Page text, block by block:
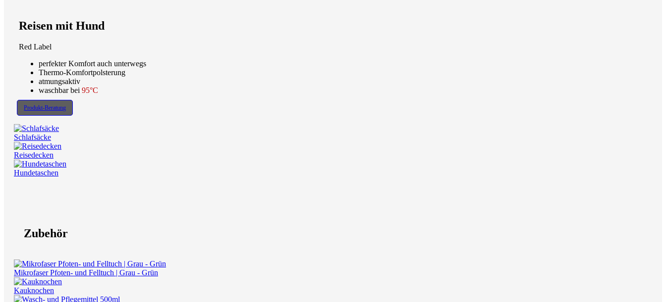
Reisen mit Hund
Red Label
perfekter Komfort auch unterwegs
Thermo-Komfortpolsterung
atmungsaktiv
waschbar bei 95°C
Produkt-Beratung
Schlafsäcke
Reisedecken
Hundetaschen
Zubehör
Mikrofaser Pfoten- und Felltuch | Grau - Grün
Kauknochen